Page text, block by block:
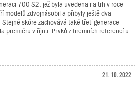
700 S2, jež byla uvedena na trh v roce
modelů zdvojnásobil a přibyly ještě dva
Stejné skóre zachovává také třetí generace
premiéru v říjnu. Prvků z firemních referencí u
21. 10. 2022